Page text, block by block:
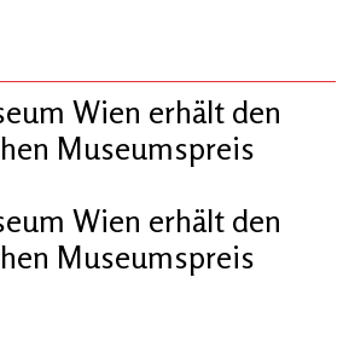
Wien erhält den
Museumspreis
Wien erhält den
Museumspreis